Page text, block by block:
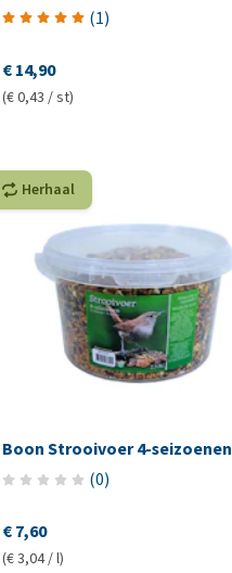
(1)
€ 14,90
(€ 0,43 / st)
Herhaal
Boon Strooivoer 4-seizoenen
(0)
€ 7,60
(€ 3,04 / l)